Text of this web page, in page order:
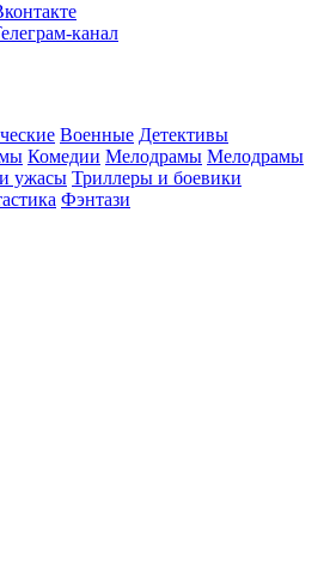
Военные Детективы
Комедии Мелодрамы Мелодрамы
ужасы Триллеры и боевики
Фэнтази